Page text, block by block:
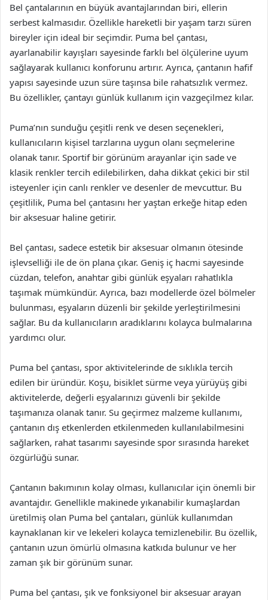
Bel çantalarının en büyük avantajlarından biri, ellerin
serbest kalmasıdır. Özellikle hareketli bir yaşam tarzı süren
bireyler için ideal bir seçimdir. Puma bel çantası,
ayarlanabilir kayışları sayesinde farklı bel ölçülerine uyum
sağlayarak kullanıcı konforunu artırır. Ayrıca, çantanın hafif
yapısı sayesinde uzun süre taşınsa bile rahatsızlık vermez.
Bu özellikler, çantayı günlük kullanım için vazgeçilmez kılar.
Puma’nın sunduğu çeşitli renk ve desen seçenekleri,
kullanıcıların kişisel tarzlarına uygun olanı seçmelerine
olanak tanır. Sportif bir görünüm arayanlar için sade ve
klasik renkler tercih edilebilirken, daha dikkat çekici bir stil
isteyenler için canlı renkler ve desenler de mevcuttur. Bu
çeşitlilik, Puma bel çantasını her yaştan erkeğe hitap eden
bir aksesuar haline getirir.
Bel çantası, sadece estetik bir aksesuar olmanın ötesinde
işlevselliği ile de ön plana çıkar. Geniş iç hacmi sayesinde
cüzdan, telefon, anahtar gibi günlük eşyaları rahatlıkla
taşımak mümkündür. Ayrıca, bazı modellerde özel bölmeler
bulunması, eşyaların düzenli bir şekilde yerleştirilmesini
sağlar. Bu da kullanıcıların aradıklarını kolayca bulmalarına
yardımcı olur.
Puma bel çantası, spor aktivitelerinde de sıklıkla tercih
edilen bir üründür. Koşu, bisiklet sürme veya yürüyüş gibi
aktivitelerde, değerli eşyalarınızı güvenli bir şekilde
taşımanıza olanak tanır. Su geçirmez malzeme kullanımı,
çantanın dış etkenlerden etkilenmeden kullanılabilmesini
sağlarken, rahat tasarımı sayesinde spor sırasında hareket
özgürlüğü sunar.
Çantanın bakımının kolay olması, kullanıcılar için önemli bir
avantajdır. Genellikle makinede yıkanabilir kumaşlardan
üretilmiş olan Puma bel çantaları, günlük kullanımdan
kaynaklanan kir ve lekeleri kolayca temizlenebilir. Bu özellik,
çantanın uzun ömürlü olmasına katkıda bulunur ve her
zaman şık bir görünüm sunar.
Puma bel çantası, şık ve fonksiyonel bir aksesuar arayan